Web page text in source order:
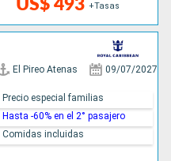
US$ 493 +Tasas
El Pireo Atenas 09/07/2027
Precio especial familias
Hasta -60% en el 2° pasajero
Comidas incluidas